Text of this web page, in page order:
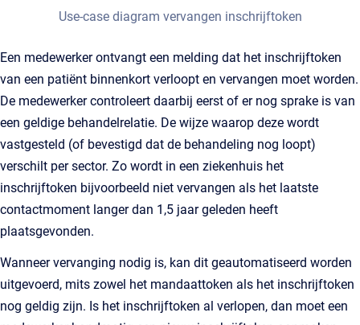
Use-case diagram vervangen inschrijftoken
Een medewerker ontvangt een melding dat het inschrijftoken
van een patiënt binnenkort verloopt en vervangen moet worden.
De medewerker controleert daarbij eerst of er nog sprake is van
een geldige behandelrelatie. De wijze waarop deze wordt
vastgesteld (of bevestigd dat de behandeling nog loopt)
verschilt per sector. Zo wordt in een ziekenhuis het
inschrijftoken bijvoorbeeld niet vervangen als het laatste
contactmoment langer dan 1,5 jaar geleden heeft
plaatsgevonden.
Wanneer vervanging nodig is, kan dit geautomatiseerd worden
uitgevoerd, mits zowel het mandaattoken als het inschrijftoken
nog geldig zijn. Is het inschrijftoken al verlopen, dan moet een